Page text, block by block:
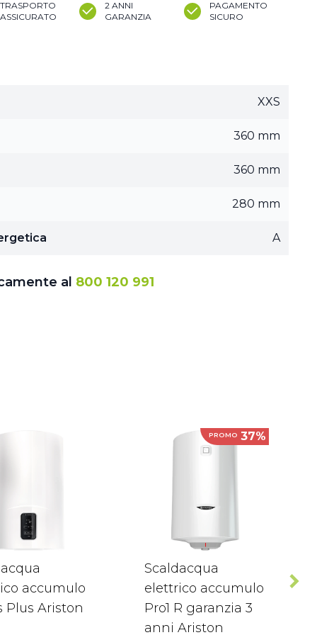
TRASPORTO
ASSICURATO
2 ANNI
GARANZIA
PAGAMENTO
SICURO
XXS
360 mm
360 mm
280 mm
A
al 800 120 991
accumulo
Plus Ariston
PROMO 37%
Scaldacqua
elettrico accumulo
Pro1 R garanzia 3
anni Ariston